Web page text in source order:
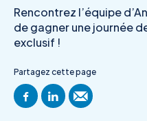
Rencontrez l’équipe
de gagner une journée
exclusif !
Partagez cette page